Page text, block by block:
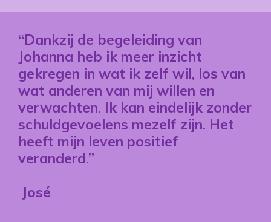
“Dankzij de begeleiding van
Johanna heb ik meer inzicht
gekregen in wat ik zelf wil, los van
wat anderen van mij willen en
verwachten. Ik kan eindelijk zonder
schuldgevoelens mezelf zijn. Het
heeft mijn leven positief
veranderd.”
José